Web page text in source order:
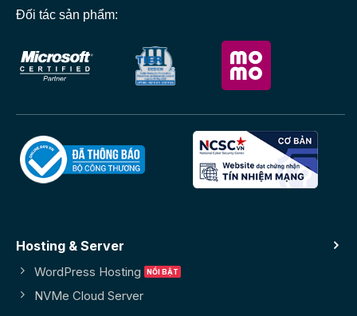
Đối tác sản phẩm:
Hosting & Server
WordPress Hosting
NVMe Cloud Server